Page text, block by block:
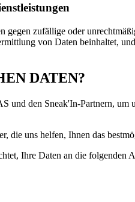
zufällige oder
von Daten beinhaltet,
DATEN?
den Sneak'In-Partnern,
die uns helfen, Ihnen das
Ihre Daten an die folgenden